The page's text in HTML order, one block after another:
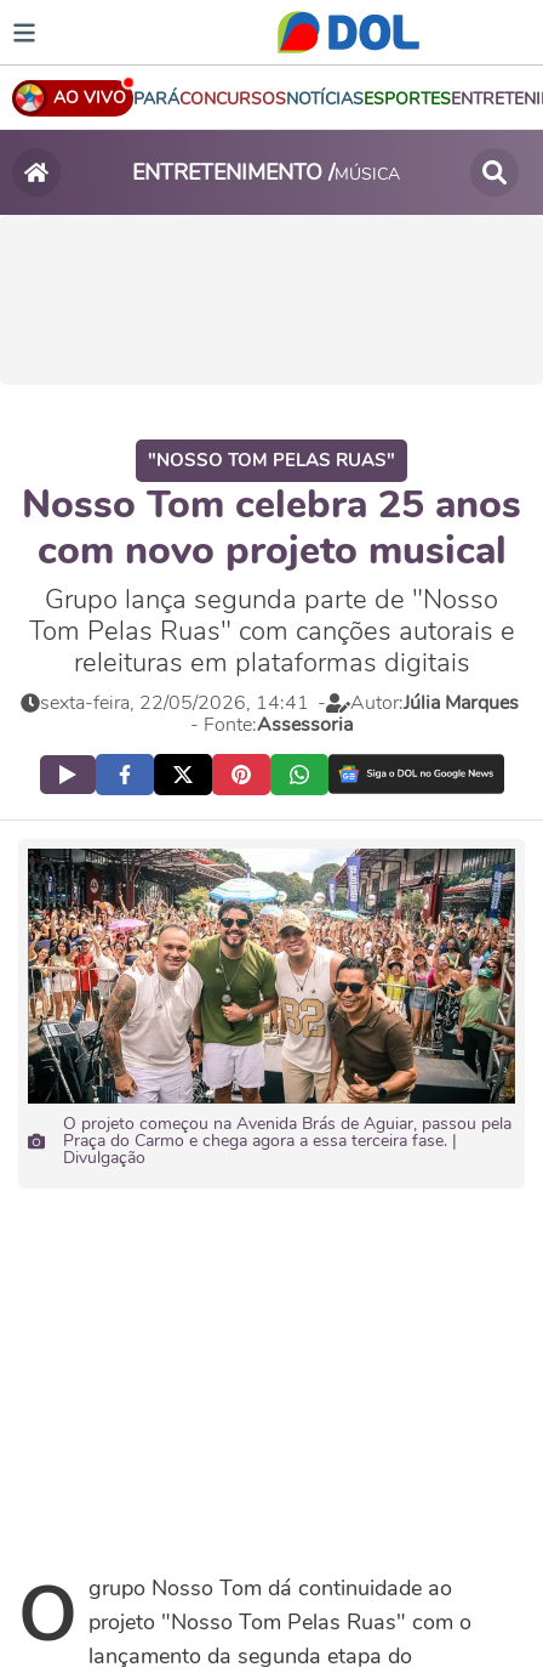
AO VIVO PARÁCONCURSOSNOTÍCIASESPORTES
ENTRETENIMENTO /MÚSICA
"NOSSO TOM PELAS RUAS"
Nosso Tom celebra 25 anos
com novo projeto musical
Grupo lança segunda parte de "Nosso
Tom Pelas Ruas" com canções autorais e
releituras em plataformas digitais
sexta-feira, 22/05/2026, 14:41 - Autor:Júlia Marques
- Fonte:Assessoria
O projeto começou na Avenida Brás de Aguiar, passou pela
Praça do Carmo e chega agora a essa terceira fase. |
Divulgação
Ogrupo Nosso Tom dá continuidade ao
projeto "Nosso Tom Pelas Ruas" com o
lançamento da segunda etapa do